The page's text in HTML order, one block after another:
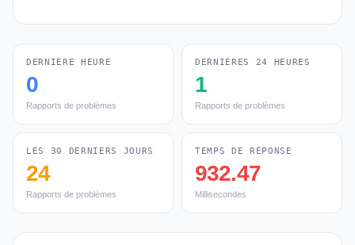
DERNIÈRE HEURE
0
Rapports de problèmes
DERNIÈRES 24 HEURES
1
Rapports de problèmes
LES 30 DERNIERS JOURS
24
Rapports de problèmes
TEMPS DE RÉPONSE
932.47
Millisecondes